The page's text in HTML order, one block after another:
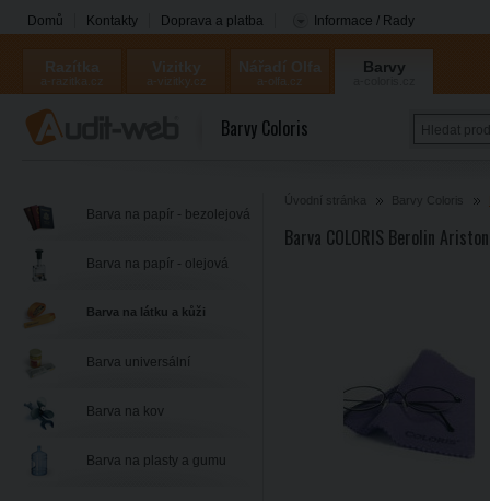
Domů Kontakty Doprava a platba Informace / Rady
Barvy
Barvy Coloris
Barva COLORIS Berolin
Barva na papír - bezolejová
Barva na papír - olejová
Barva na látku a kůži
Barva universální
Barva na kov
Barva na plasty a gumu